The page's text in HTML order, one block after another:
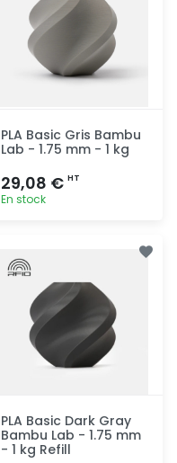
PLA Basic Gris Bambu
Lab - 1.75 mm - 1 kg
29,08 € HT
En stock
PLA Basic Dark Gray
Bambu Lab - 1.75 mm
- 1 kg Refill